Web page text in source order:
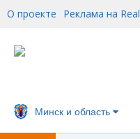
О проекте Реклама на
Минск и область